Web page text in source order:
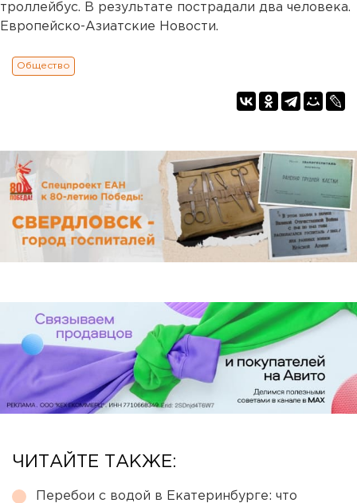
троллейбус. В результате пострадали два человека.
Европейско-Азиатские Новости.
Общество
ЧИТАЙТЕ ТАКЖЕ:
Перебои с водой в Екатеринбурге: что